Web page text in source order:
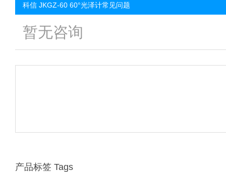
科信 JKGZ-60 60°光泽计常见问题
暂无咨询
产品标签 Tags